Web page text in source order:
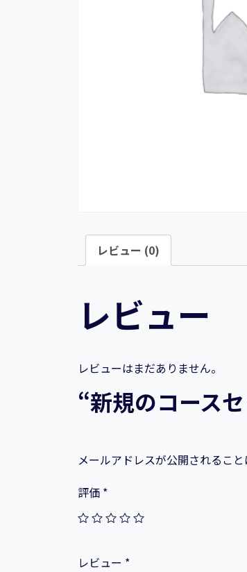
レビュー (0)
レビュー
レビューはまだありません。
“新規のコース
メールアドレスが公開されること
評価 *
レビュー *